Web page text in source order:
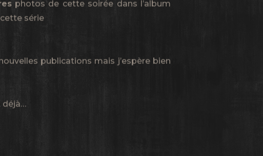
photos de cette soirée dans l’album
série
publications mais j’espère bien
déjà…